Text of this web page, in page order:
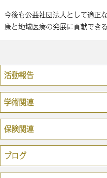
今後も公益社団法人として適正
康と地域医療の発展に貢献でき
活動報告
学術関連
保険関連
ブログ